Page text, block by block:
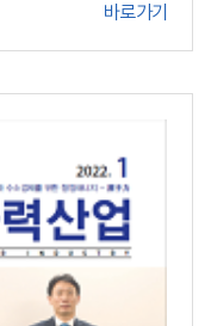
바로가기